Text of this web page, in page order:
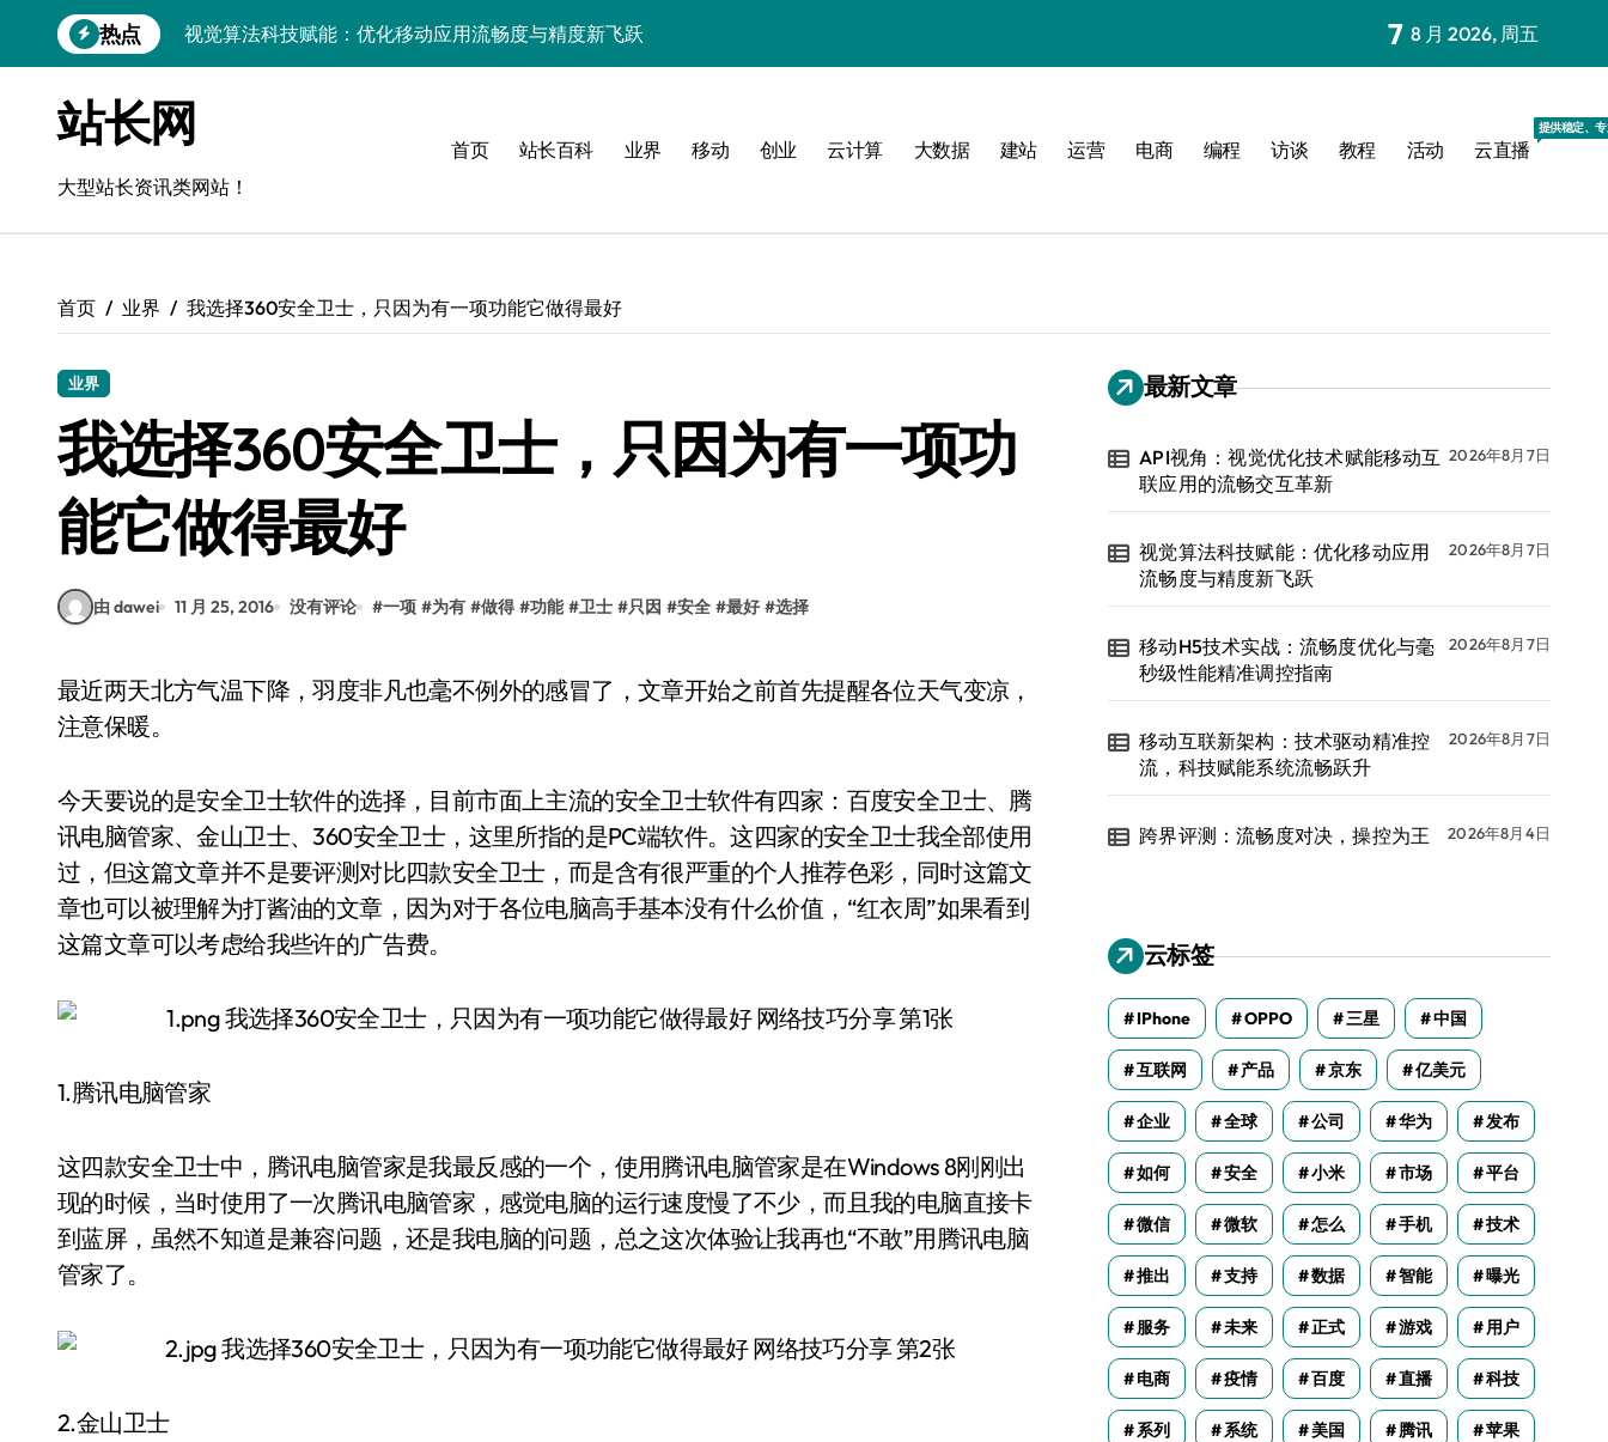
到
热点
视觉算法科技赋能：优化移动应用流畅度与精度新飞跃
移动互联新架构：技术驱动精准控流，科技赋能系统流畅跃升
跨界评测：流畅度对决，操控为王
深度评测：交互优化赋能移动端流畅体验
移动互联产品流畅度深度评测：优化体验新标准
API视角：视觉优化技术赋能移动互联应用的流畅交互革新
7 8 月 2026, 周五
站长网
大型站长资讯类网站！
首页 站长百科 业界 移动 创业 云计算 大数据 建站 运营 电商 编程 访谈 教程 活动 云直播
提供稳定、
首页 业界 我选择360安全卫士，只因为有一项功能它做得最好
业界
我选择360安全卫士，只因为有一项功
能它做得最好
由 dawei 11 月 25, 2016 没有评论 #一项 #为有 #做得 #功能 #卫士 #只因 #安全 #最好 #选择
最近两天北方气温下降，羽度非凡也毫不例外的感冒了，文章开始之前首先提醒各位天气变凉，
注意保暖。
今天要说的是安全卫士软件的选择，目前市面上主流的安全卫士软件有四家：百度安全卫士、腾
讯电脑管家、金山卫士、360安全卫士，这里所指的是PC端软件。这四家的安全卫士我全部使用
过，但这篇文章并不是要评测对比四款安全卫士，而是含有很严重的个人推荐色彩，同时这篇文
章也可以被理解为打酱油的文章，因为对于各位电脑高手基本没有什么价值，“红衣周”如果看到
这篇文章可以考虑给我些许的广告费。
1.腾讯电脑管家
这四款安全卫士中，腾讯电脑管家是我最反感的一个，使用腾讯电脑管家是在Windows 8刚刚出
现的时候，当时使用了一次腾讯电脑管家，感觉电脑的运行速度慢了不少，而且我的电脑直接卡
到蓝屏，虽然不知道是兼容问题，还是我电脑的问题，总之这次体验让我再也“不敢”用腾讯电脑
管家了。
2.金山卫士
最新文章
API视角：视觉优化技术赋能移动互
联应用的流畅交互革新
2026年8月7日
视觉算法科技赋能：优化移动应用
流畅度与精度新飞跃
2026年8月7日
移动H5技术实战：流畅度优化与毫
秒级性能精准调控指南
2026年8月7日
移动互联新架构：技术驱动精准控
流，科技赋能系统流畅跃升
2026年8月7日
跨界评测：流畅度对决，操控为王 2026年8月4日
云标签
IPhone OPPO 三星 中国
互联网 产品 京东 亿美元
企业 全球 公司 华为 发布
如何 安全 小米 市场 平台
微信 微软 怎么 手机 技术
推出 支持 数据 智能 曝光
服务 未来 正式 游戏 用户
电商 疫情 百度 直播 科技
系列 系统 美国 腾讯 苹果